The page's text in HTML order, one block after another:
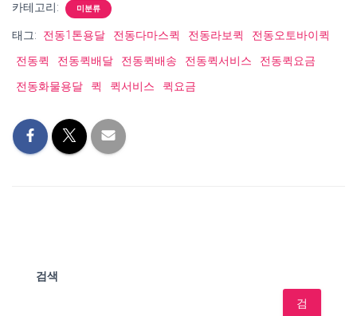
카테고리: 미분류
태그: 전동1톤용달 전동다마스퀵 전동라보퀵
전동오토바이퀵
전동퀵
전동퀵배달 전동퀵배송 전동퀵서비스
전동퀵요금
전동화물용달
퀵 퀵서비스 퀵요금
검색
검